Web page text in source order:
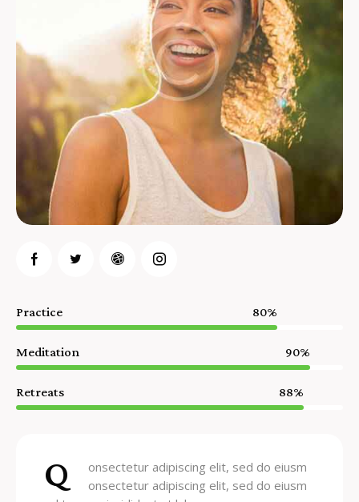
Practice 80%
Meditation 90%
Retreats 88%
Q
onsectetur adipiscing elit, sed do eiusm
onsectetur adipiscing elit, sed do eiusm